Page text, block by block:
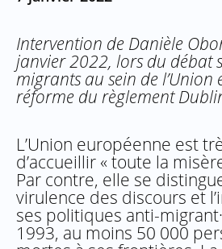
Intervention de Danièle
janvier 2022, lors du débat
migrants au sein de l’Union
réforme du règlement
L’Union européenne est
d’accueillir « toute la
Par contre, elle se
virulence des discours et
ses politiques anti-
1993, au moins 50 000